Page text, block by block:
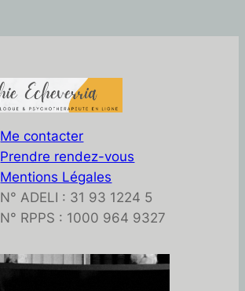
Me contacter
Prendre rendez-vous
Mentions Légales
N° ADELI : 31 93 1224 5
N° RPPS : 1000 964 9327